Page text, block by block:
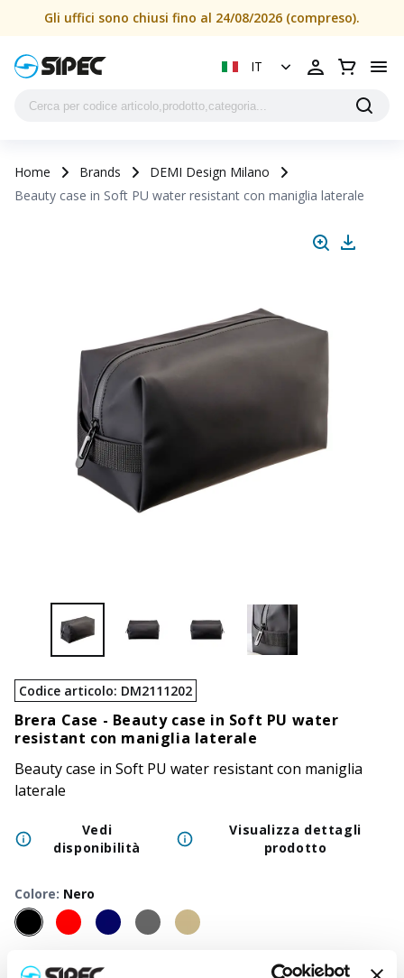
Gli uffici sono chiusi fino al 24/08/2026 (compreso).
IT
Home Brands
DEMI Design Milano
Beauty case in Soft PU water resistant con maniglia laterale
Codice articolo: DM2111202
Brera Case - Beauty case in Soft PU water
resistant con maniglia laterale
Beauty case in Soft PU water resistant con maniglia
laterale
Vedi
disponibilità
Visualizza dettagli
prodotto
Colore: Nero
500+ 1000+ 2500